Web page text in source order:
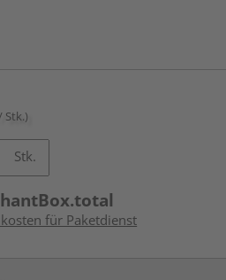
Stk.)
Stk.
für Paketdienst